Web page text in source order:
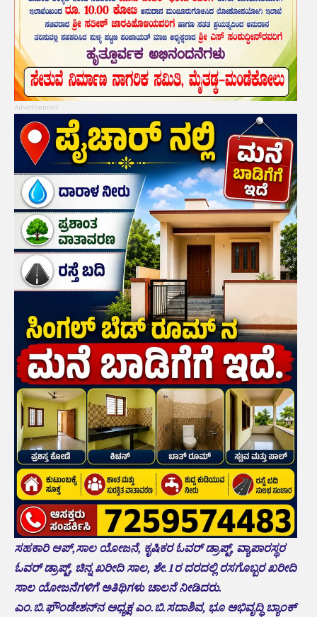
Advertisement
ಸಹಕಾರಿ ಆಪ್,ಸಾಲ ಯೋಜನೆ, ಕೃಷಿಕರ ಓವರ್ ಡ್ರಾಪ್ಟ್, ವ್ಯಾಪಾರಸ್ಥರ
ಓವರ್ ಡ್ರಾಪ್ಟ್, ಚಿನ್ನ ಖರೀದಿ ಸಾಲ, ಶೇ.1ರ ದರದಲ್ಲಿ ರಸಗೊಬ್ಬರ ಖರೀದಿ
ಸಾಲ ಯೋಜನೆಗಳಿಗೆ ಅತಿಥಿಗಳು ಚಾಲನೆ ನೀಡಿದರು.
ಎಂ.ಬಿ.ಫೌಂಡೇಶನ್‌ನ ಅಧ್ಯಕ್ಷ ಎಂ.ಬಿ.ಸದಾಶಿವ, ಭೂ ಅಭಿವೃದ್ಧಿ ಬ್ಯಾಂಕ್